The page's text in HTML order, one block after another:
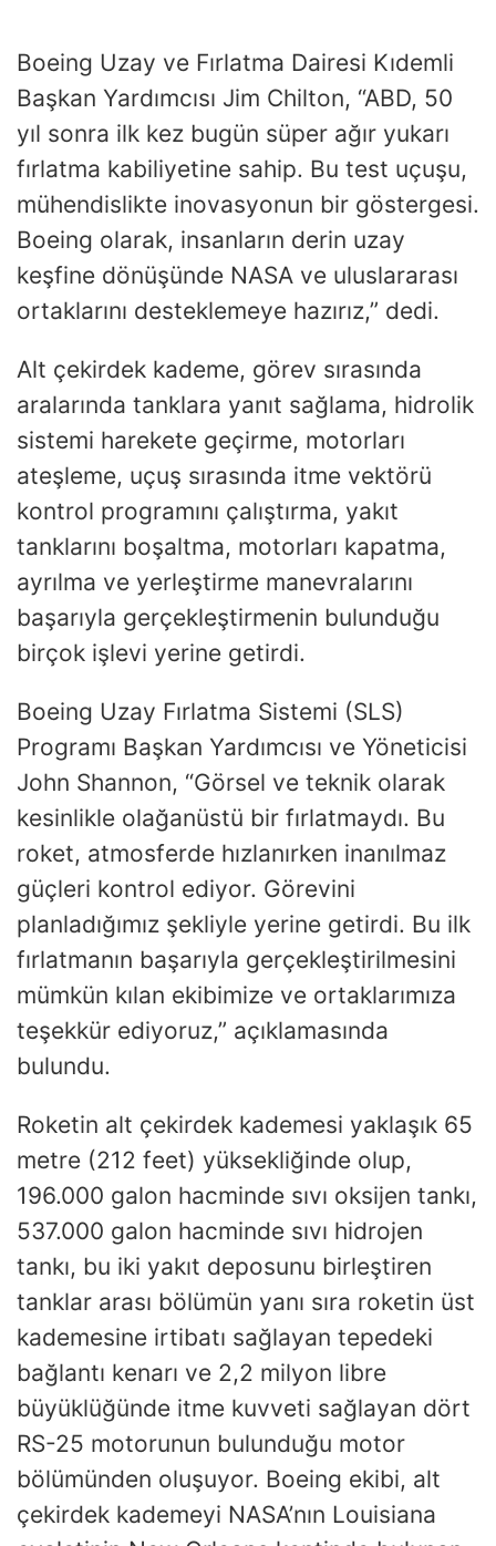
Boeing Uzay ve Fırlatma Dairesi Kıdemli
Başkan Yardımcısı Jim Chilton, “ABD, 50
yıl sonra ilk kez bugün süper ağır yukarı
fırlatma kabiliyetine sahip. Bu test uçuşu,
mühendislikte inovasyonun bir göstergesi.
Boeing olarak, insanların derin uzay
keşfine dönüşünde NASA ve uluslararası
ortaklarını desteklemeye hazırız,” dedi.
Alt çekirdek kademe, görev sırasında
aralarında tanklara yanıt sağlama, hidrolik
sistemi harekete geçirme, motorları
ateşleme, uçuş sırasında itme vektörü
kontrol programını çalıştırma, yakıt
tanklarını boşaltma, motorları kapatma,
ayrılma ve yerleştirme manevralarını
başarıyla gerçekleştirmenin bulunduğu
birçok işlevi yerine getirdi.
Boeing Uzay Fırlatma Sistemi (SLS)
Programı Başkan Yardımcısı ve Yöneticisi
John Shannon, “Görsel ve teknik olarak
kesinlikle olağanüstü bir fırlatmaydı. Bu
roket, atmosferde hızlanırken inanılmaz
güçleri kontrol ediyor. Görevini
planladığımız şekliyle yerine getirdi. Bu ilk
fırlatmanın başarıyla gerçekleştirilmesini
mümkün kılan ekibimize ve ortaklarımıza
teşekkür ediyoruz,” açıklamasında
bulundu.
Roketin alt çekirdek kademesi yaklaşık 65
metre (212 feet) yüksekliğinde olup,
196.000 galon hacminde sıvı oksijen tankı,
537.000 galon hacminde sıvı hidrojen
tankı, bu iki yakıt deposunu birleştiren
tanklar arası bölümün yanı sıra roketin üst
kademesine irtibatı sağlayan tepedeki
bağlantı kenarı ve 2,2 milyon libre
büyüklüğünde itme kuvveti sağlayan dört
RS-25 motorunun bulunduğu motor
bölümünden oluşuyor. Boeing ekibi, alt
çekirdek kademeyi NASA’nın Louisiana